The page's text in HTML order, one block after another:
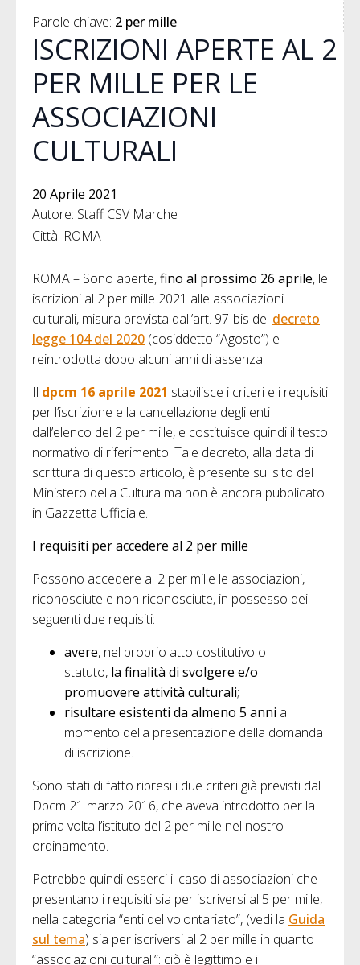
Parole chiave: 2 per mille
ISCRIZIONI APERTE AL 2
PER MILLE PER LE
ASSOCIAZIONI
CULTURALI
20 Aprile 2021
Autore: Staff CSV Marche
Città: ROMA
ROMA – Sono aperte,fino al prossimo 26 aprile, le
iscrizioni al 2 per mille 2021 alle associazioni
culturali, misura prevista dall’art. 97-bis del decreto
legge 104 del 2020 (cosiddetto “Agosto”) e
reintrodotta dopo alcuni anni di assenza.
Il dpcm 16 aprile 2021 stabilisce i criteri e i requisiti
per l’iscrizione e la cancellazione degli enti
dall’elenco del 2 per mille, e costituisce quindi il testo
normativo di riferimento. Tale decreto, alla data di
scrittura di questo articolo, è presente sul sito del
Ministero della Cultura ma non è ancora pubblicato
in Gazzetta Ufficiale.
I requisiti per accedere al 2 per mille
Possono accedere al 2 per mille le associazioni,
riconosciute e non riconosciute, in possesso dei
seguenti due requisiti:
avere, nel proprio atto costitutivo o
statuto, la finalità di svolgere e/o
promuovere attività culturali;
risultare esistenti da almeno 5 anni al
momento della presentazione della domanda
di iscrizione.
Sono stati di fatto ripresi i due criteri già previsti dal
Dpcm 21 marzo 2016, che aveva introdotto per la
prima volta l’istituto del 2 per mille nel nostro
ordinamento.
Potrebbe quindi esserci il caso di associazioni che
presentano i requisiti sia per iscriversi al 5 per mille,
nella categoria “enti del volontariato”, (vedi la Guida
sul tema) sia per iscriversi al 2 per mille in quanto
“associazioni culturali”: ciò è legittimo e i